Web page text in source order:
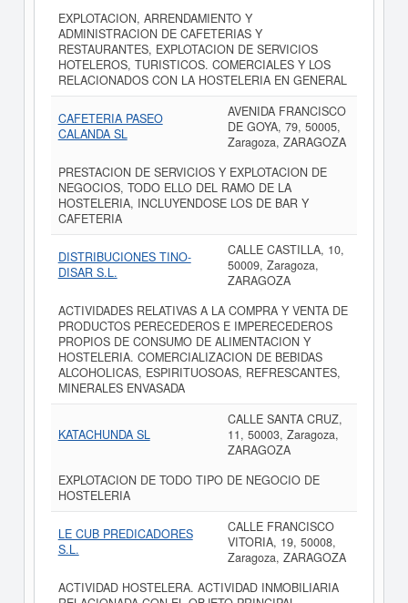
EXPLOTACION, ARRENDAMIENTO Y
ADMINISTRACION DE CAFETERIAS Y
RESTAURANTES, EXPLOTACION DE SERVICIOS
HOTELEROS, TURISTICOS. COMERCIALES Y LOS
RELACIONADOS CON LA HOSTELERIA EN GENERAL
CAFETERIA PASEO
CALANDA SL
AVENIDA FRANCISCO
DE GOYA, 79, 50005,
Zaragoza, ZARAGOZA
PRESTACION DE SERVICIOS Y EXPLOTACION DE
NEGOCIOS, TODO ELLO DEL RAMO DE LA
HOSTELERIA, INCLUYENDOSE LOS DE BAR Y
CAFETERIA
DISTRIBUCIONES TINO-
DISAR S.L.
CALLE CASTILLA, 10,
50009, Zaragoza,
ZARAGOZA
ACTIVIDADES RELATIVAS A LA COMPRA Y VENTA DE
PRODUCTOS PERECEDEROS E IMPERECEDEROS
PROPIOS DE CONSUMO DE ALIMENTACION Y
HOSTELERIA. COMERCIALIZACION DE BEBIDAS
ALCOHOLICAS, ESPIRITUOSOAS, REFRESCANTES,
MINERALES ENVASADA
KATACHUNDA SL
CALLE SANTA CRUZ,
11, 50003, Zaragoza,
ZARAGOZA
EXPLOTACION DE TODO TIPO DE NEGOCIO DE
HOSTELERIA
LE CUB PREDICADORES
S.L.
CALLE FRANCISCO
VITORIA, 19, 50008,
Zaragoza, ZARAGOZA
ACTIVIDAD HOSTELERA. ACTIVIDAD INMOBILIARIA